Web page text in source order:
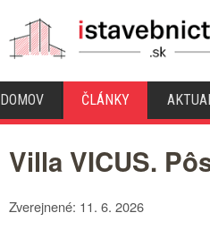
DOMOV ČLÁNKY
Villa VICUS.
Zverejnené: 11. 6. 2026